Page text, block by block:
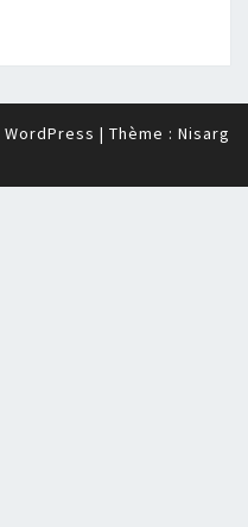
WordPress | Thème : Nisarg